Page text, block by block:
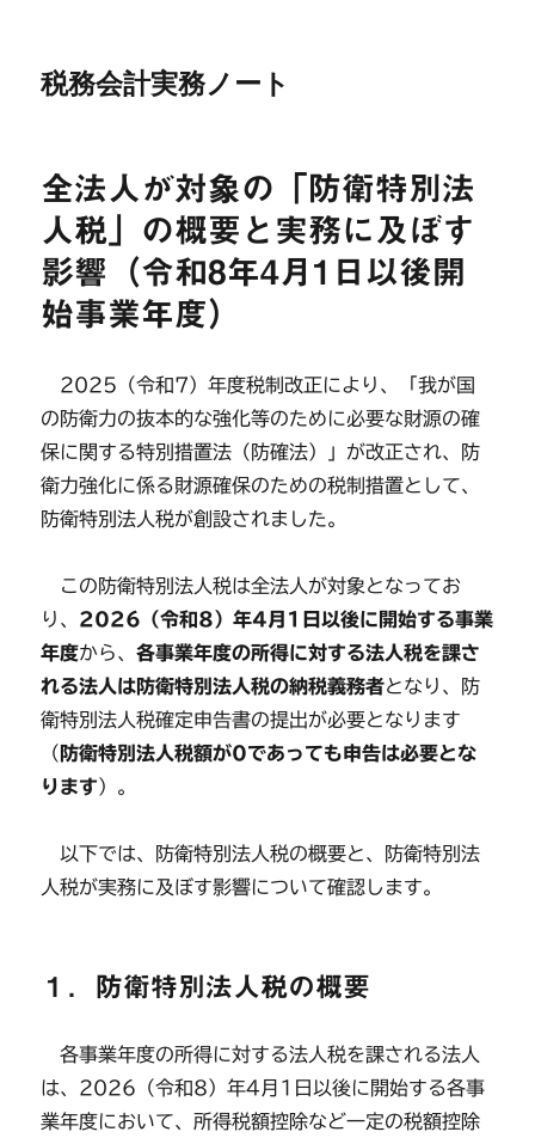
税務会計実務ノート
全法人が対象の「防衛特別法
人税」の概要と実務に及ぼす
影響（令和8年4月1日以後開
始事業年度）
2025（令和7）年度税制改正により、「我が国
の防衛力の抜本的な強化等のために必要な財源の確
保に関する特別措置法（防確法）」が改正され、防
衛力強化に係る財源確保のための税制措置として、
防衛特別法人税が創設されました。
この防衛特別法人税は全法人が対象となってお
り、 2026（令和8）年4月1日以後に開始する事業
年度から、各事業年度の所得に対する法人税を課さ
れる法人は防衛特別法人税の納税義務者となり、防
衛特別法人税確定申告書の提出が必要となります
（ 防衛特別法人税額が0であっても申告は必要とな
ります）。
以下では、防衛特別法人税の概要と、防衛特別法
人税が実務に及ぼす影響について確認します。
１．防衛特別法人税の概要
各事業年度の所得に対する法人税を課される法人
は、2026（令和8）年4月1日以後に開始する各事
業年度において、所得税額控除など一定の税額控除